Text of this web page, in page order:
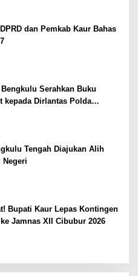
dan Pemkab Kaur Bahas
Serahkan Buku
kepada Dirlantas Polda
Tengah Diajukan Alih
Negeri
Bupati Kaur Lepas Kontingen
Jamnas XII Cibubur 2026